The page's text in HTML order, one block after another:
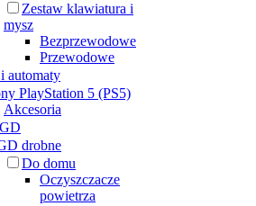
Zestaw klawiatura i
mysz
Bezprzewodowe
Przewodowe
automaty
PlayStation 5 (PS5)
Akcesoria
drobne
Do domu
Oczyszczacze
powietrza